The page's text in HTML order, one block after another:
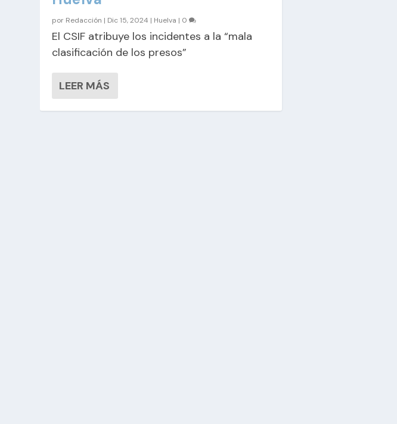
por Redacción | Dic 15, 2024 | Huelva | 0
El CSIF atribuye los incidentes a la “mala
clasificación de los presos”
LEER MÁS